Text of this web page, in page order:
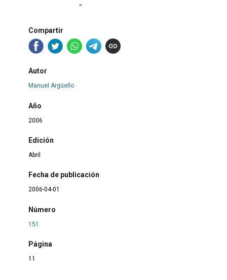
Compartir
Autor
Manuel Argüello
Año
2006
Edición
Abril
Fecha de publicación
2006-04-01
Número
151
Página
11